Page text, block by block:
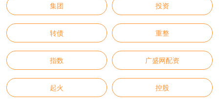
集团 投资
转债 重整
指数 广盛网配资
起火 控股